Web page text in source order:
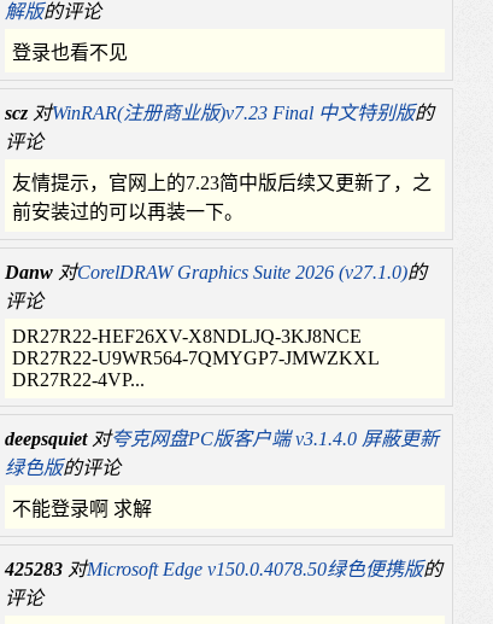
解版的评论
登录也看不见
scz 对WinRAR(注册商业版)v7.23 Final 中文特别版的
评论
友情提示，官网上的7.23简中版后续又更新了，之
前安装过的可以再装一下。
Danw 对CorelDRAW Graphics Suite 2026 (v27.1.0)的
评论
DR27R22-HEF26XV-X8NDLJQ-3KJ8NCE
DR27R22-U9WR564-7QMYGP7-JMWZKXL
DR27R22-4VP...
deepsquiet 对夸克网盘PC版客户端 v3.1.4.0 屏蔽更新
绿色版的评论
不能登录啊 求解
425283 对Microsoft Edge v150.0.4078.50绿色便携版的
评论